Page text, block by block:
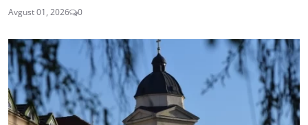
Avgust 01, 2026 0